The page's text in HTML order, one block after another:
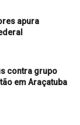
apura
contra grupo
em Araçatuba